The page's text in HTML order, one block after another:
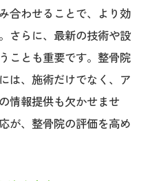
合わせることで、より効
さらに、最新の技術や設
ことも重要です。整骨院
は、施術だけでなく、ア
情報提供も欠かせませ
が、整骨院の評価を高め